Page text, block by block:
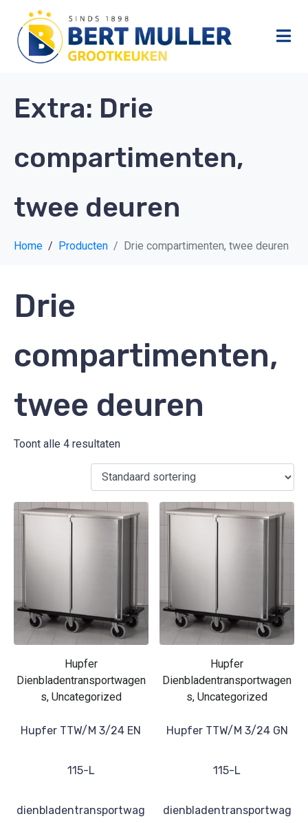
Extra: Drie
compartimenten,
twee deuren
Home Producten Drie compartimenten, twee deuren
Drie
compartimenten,
twee deuren
Toont alle 4 resultaten
Hupfer
Dienbladentransportwagen
s, Uncategorized
Hupfer TTW/M 3/24 EN
115-L
dienbladentransportwag
Hupfer
Dienbladentransportwagen
s, Uncategorized
Hupfer TTW/M 3/24 GN
115-L
dienbladentransportwag